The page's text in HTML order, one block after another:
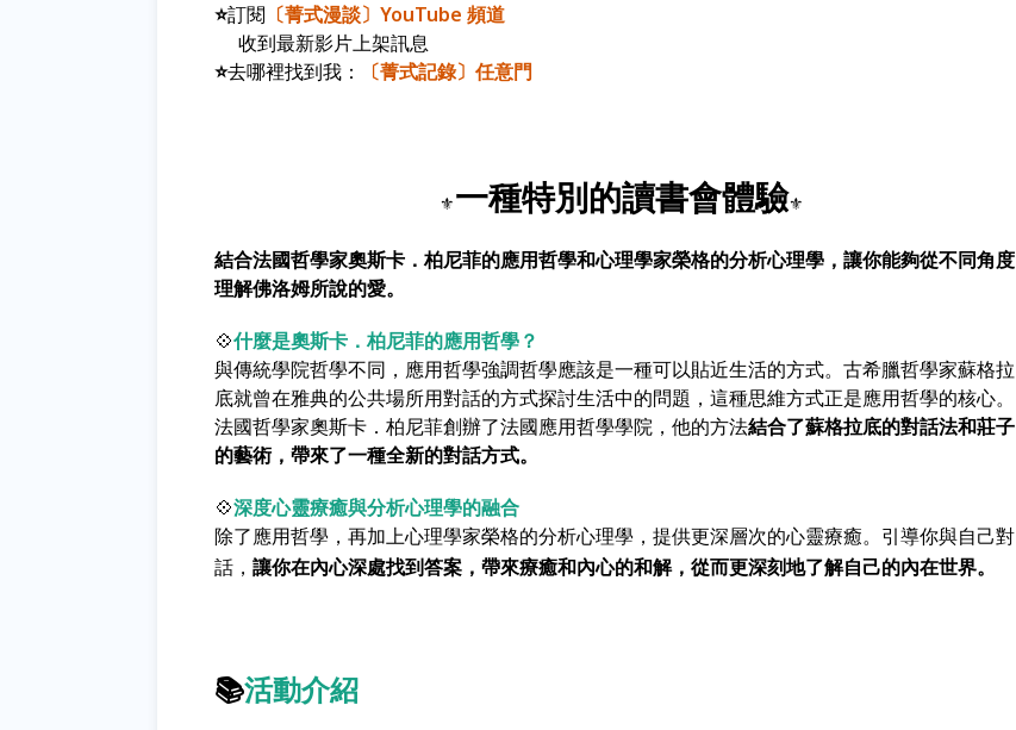
⭐訂閱 〔菁式漫談〕YouTube 頻道
收到最新影片上架訊息
⭐去哪裡找到我： 〔菁式記錄〕任意門
⚜️一種特別的讀書會體驗⚜️
結合法國哲學家奧斯卡．柏尼菲的應用哲學和心理學家榮格的分析心理學，讓你能夠從不同角度
理解佛洛姆所說的愛。
💠什麼是奧斯卡．柏尼菲的應用哲學？
與傳統學院哲學不同，應用哲學強調哲學應該是一種可以貼近生活的方式。古希臘哲學家蘇格拉
底就曾在雅典的公共場所用對話的方式探討生活中的問題，這種思維方式正是應用哲學的核心。
法國哲學家奧斯卡．柏尼菲創辦了法國應用哲學學院，他的方法結合了蘇格拉底的對話法和莊子
的藝術，帶來了一種全新的對話方式。
💠深度心靈療癒與分析心理學的融合
除了應用哲學，再加上心理學家榮格的分析心理學，提供更深層次的心靈療癒。引導你與自己對
話， 讓你在內心深處找到答案，帶來療癒和內心的和解，從而更深刻地了解自己的內在世界。
📚活動介紹